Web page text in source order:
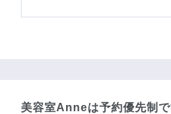
美容室Anneは予約優先制で